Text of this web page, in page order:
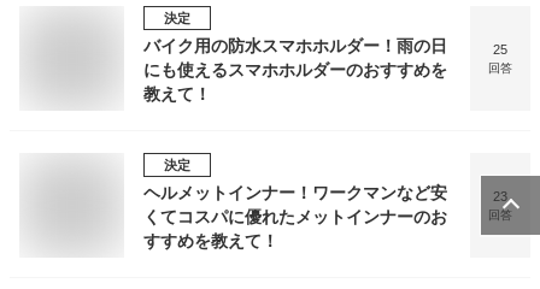
決定
バイク用の防水スマホホルダー！雨の日
にも使えるスマホホルダーのおすすめを
教えて！
25
回答
決定
ヘルメットインナー！ワークマンなど安
くてコスパに優れたメットインナーのお
すすめを教えて！
23
回答